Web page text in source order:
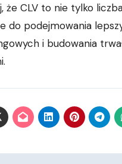
że CLV to nie tylko
do podejmowania
i budowania